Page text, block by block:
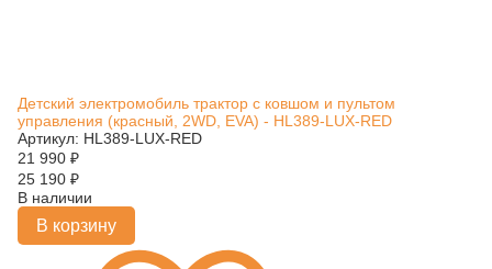
Детский электромобиль трактор с ковшом и пультом
управления (красный, 2WD, EVA) - HL389-LUX-RED
Артикул: HL389-LUX-RED
21 990 ₽
25 190 ₽
В наличии
В корзину